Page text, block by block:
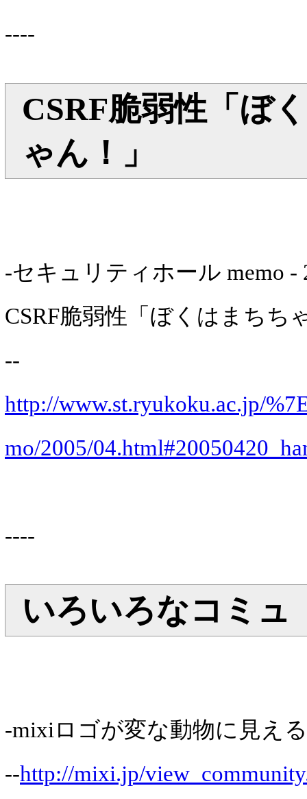
----
CSRF脆弱性「ぼ
ゃん！」
-セキュリティホール memo -
CSRF脆弱性「ぼくはまちち
--
http://www.st.ryukoku.ac.jp/
mo/2005/
----
いろいろなコミュ
-mixiロゴが変な動物に見える
--http://mixi.jp/